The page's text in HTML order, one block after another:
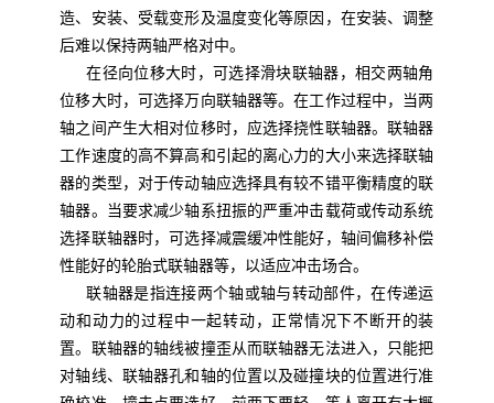
造、安装、受载变形及温度变化等原因，在安装、调整
后难以保持两轴严格对中。
在径向位移大时，可选择滑块联轴器，相交两轴角
位移大时，可选择万向联轴器等。在工作过程中，当两
轴之间产生大相对位移时，应选择挠性联轴器。联轴器
工作速度的高不算高和引起的离心力的大小来选择联轴
器的类型，对于传动轴应选择具有较不错平衡精度的联
轴器。当要求减少轴系扭振的严重冲击载荷或传动系统
选择联轴器时，可选择减震缓冲性能好，轴间偏移补偿
性能好的轮胎式联轴器等，以适应冲击场合。
联轴器是指连接两个轴或轴与转动部件，在传递运
动和动力的过程中一起转动，正常情况下不断开的装
置。联轴器的轴线被撞歪从而联轴器无法进入，只能把
对轴线、联轴器孔和轴的位置以及碰撞块的位置进行准